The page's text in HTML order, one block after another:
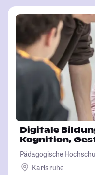
Digitale
Kognition,
Pädagogische
Karlsruhe